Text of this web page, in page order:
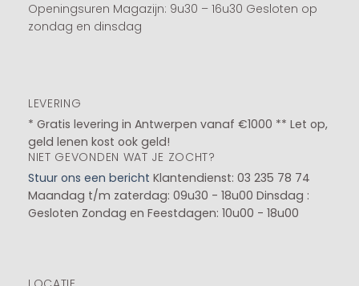
Openingsuren Magazijn: 9u30 – 16u30 Gesloten op
zondag en dinsdag
LEVERING
* Gratis levering in Antwerpen vanaf €1000 ** Let op,
geld lenen kost ook geld!
NIET GEVONDEN WAT JE ZOCHT?
Stuur ons een bericht Klantendienst: 03 235 78 74
Maandag t/m zaterdag: 09u30 - 18u00 Dinsdag :
Gesloten Zondag en Feestdagen: 10u00 - 18u00